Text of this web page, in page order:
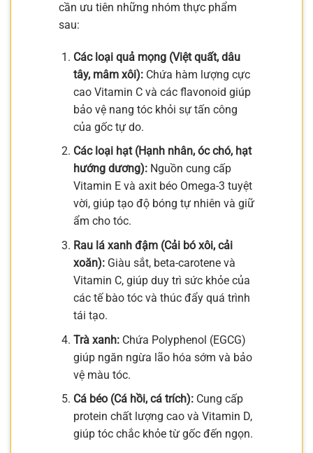
cần ưu tiên những nhóm thực phẩm
sau:
Các loại quả mọng (Việt quất, dâu
tây, mâm xôi):Chứa hàm lượng cực
cao Vitamin C và các flavonoid giúp
bảo vệ nang tóc khỏi sự tấn công
của gốc tự do.
Các loại hạt (Hạnh nhân, óc chó, hạt
hướng dương):Nguồn cung cấp
Vitamin E và axit béo Omega-3 tuyệt
vời, giúp tạo độ bóng tự nhiên và giữ
ẩm cho tóc.
Rau lá xanh đậm (Cải bó xôi, cải
xoăn):Giàu sắt, beta-carotene và
Vitamin C, giúp duy trì sức khỏe của
các tế bào tóc và thúc đẩy quá trình
tái tạo.
Trà xanh:Chứa Polyphenol (EGCG)
giúp ngăn ngừa lão hóa sớm và bảo
vệ màu tóc.
Cá béo (Cá hồi, cá trích):Cung cấp
protein chất lượng cao và Vitamin D,
giúp tóc chắc khỏe từ gốc đến ngọn.